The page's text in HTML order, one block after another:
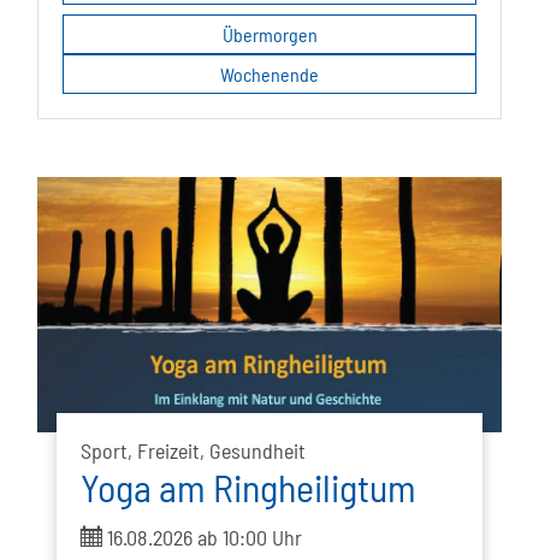
Übermorgen
Wochenende
Sport, Freizeit, Gesundheit
Yoga am Ringheiligtum
ticket
16.08.2026 ab 10:00 Uhr